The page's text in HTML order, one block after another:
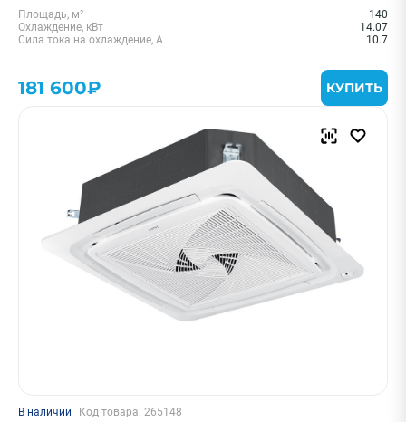
Площадь, м²
140
Охлаждение, кВт
14.07
Сила тока на охлаждение, А
10.7
181 600₽ КУПИТЬ
В наличии Код товара: 265148